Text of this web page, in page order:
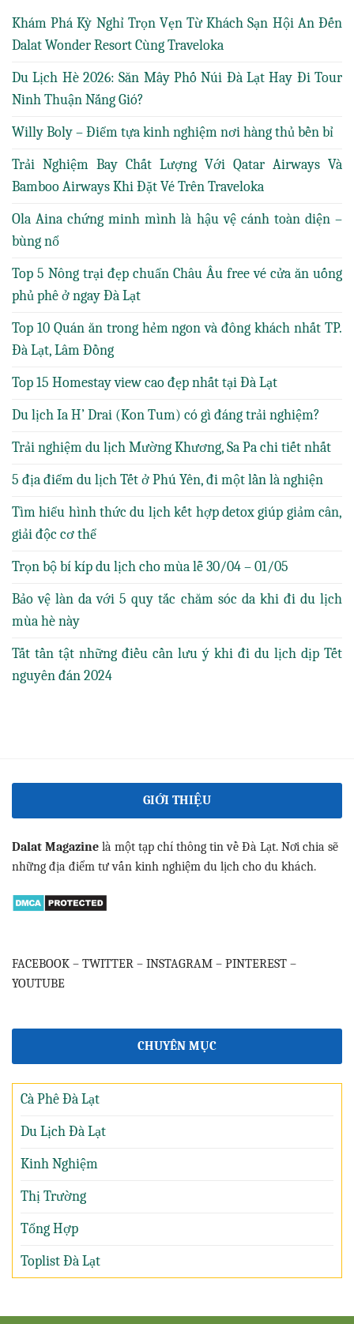
Khám Phá Kỳ Nghỉ Trọn Vẹn Từ Khách Sạn Hội An Đến
Dalat Wonder Resort Cùng Traveloka
Du Lịch Hè 2026: Săn Mây Phố Núi Đà Lạt Hay Đi Tour
Ninh Thuận Nắng Gió?
Willy Boly – Điểm tựa kinh nghiệm nơi hàng thủ bền bỉ
Trải Nghiệm Bay Chất Lượng Với Qatar Airways Và
Bamboo Airways Khi Đặt Vé Trên Traveloka
Ola Aina chứng minh mình là hậu vệ cánh toàn diện –
bùng nổ
Top 5 Nông trại đẹp chuẩn Châu Âu free vé cửa ăn uống
phủ phê ở ngay Đà Lạt
Top 10 Quán ăn trong hẻm ngon và đông khách nhất TP.
Đà Lạt, Lâm Đồng
Top 15 Homestay view cao đẹp nhất tại Đà Lạt
Du lịch Ia H’ Drai (Kon Tum) có gì đáng trải nghiệm?
Trải nghiệm du lịch Mường Khương, Sa Pa chi tiết nhất
5 địa điểm du lịch Tết ở Phú Yên, đi một lần là nghiện
Tìm hiểu hình thức du lịch kết hợp detox giúp giảm cân,
giải độc cơ thể
Trọn bộ bí kíp du lịch cho mùa lễ 30/04 – 01/05
Bảo vệ làn da với 5 quy tắc chăm sóc da khi đi du lịch
mùa hè này
Tất tần tật những điều cần lưu ý khi đi du lịch dịp Tết
nguyên đán 2024
GIỚI THIỆU
Dalat Magazine là một tạp chí thông tin về Đà Lạt. Nơi chia sẽ
những địa điểm tư vấn kinh nghiệm du lịch cho du khách.
FACEBOOK – TWITTER – INSTAGRAM – PINTEREST –
YOUTUBE
CHUYÊN MỤC
Cà Phê Đà Lạt
Du Lịch Đà Lạt
Kinh Nghiệm
Thị Trường
Tổng Hợp
Toplist Đà Lạt